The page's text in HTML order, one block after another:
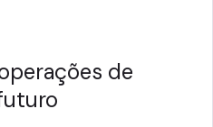
de